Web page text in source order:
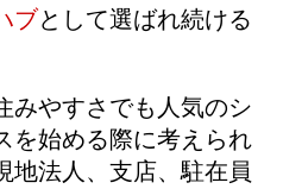
ブとして選ばれ続ける
みやすさでも人気のシ
を始める際に考えられ
地法人、支店、駐在員